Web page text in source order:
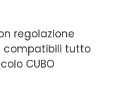
regolazione
compatibili tutto
CUBO